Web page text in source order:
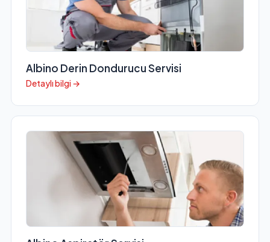
Albino Derin Dondurucu Servisi
Detaylı bilgi →